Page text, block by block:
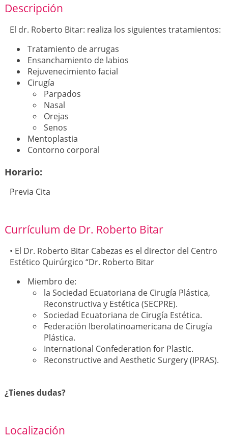
Descripción
El dr. Roberto Bitar: realiza los siguientes tratamientos:
Tratamiento de arrugas
Ensanchamiento de labios
Rejuvenecimiento facial
Cirugía
Parpados
Nasal
Orejas
Senos
Mentoplastia
Contorno corporal
Horario:
Previa Cita
Currículum de Dr. Roberto Bitar
• El Dr. Roberto Bitar Cabezas es el director del Centro
Estético Quirúrgico “Dr. Roberto Bitar
Miembro de:
la Sociedad Ecuatoriana de Cirugía Plástica,
Reconstructiva y Estética (SECPRE).
Sociedad Ecuatoriana de Cirugía Estética.
Federación Iberolatinoamericana de Cirugía
Plástica.
International Confederation for Plastic.
Reconstructive and Aesthetic Surgery (IPRAS).
¿Tienes dudas?
Localización